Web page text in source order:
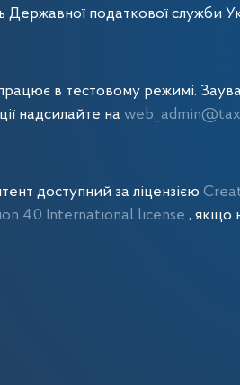
Державної податкової служби
в тестовому режимі.
надсилайте на
доступний за ліцензією
4.0 International license , якщо